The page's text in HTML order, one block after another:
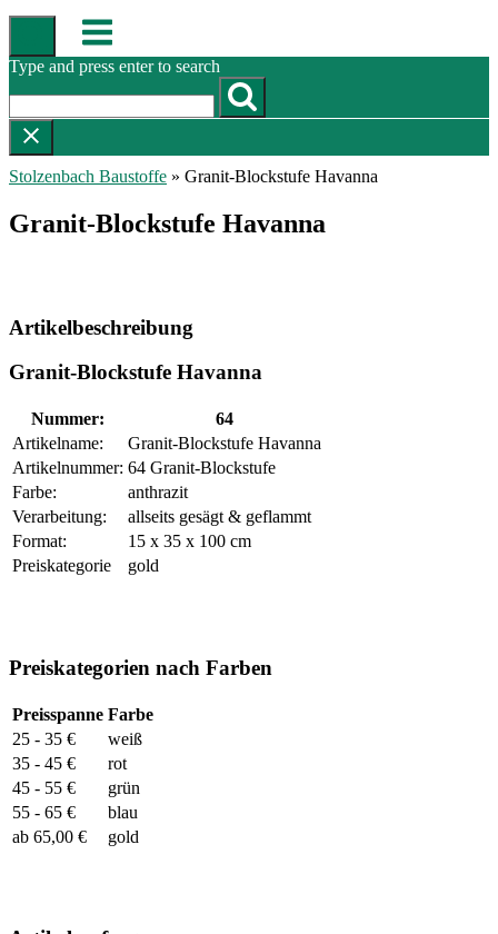
Skip
content
Menu
Type and press enter to search
Stolzenbach Baustoffe » Granit-Blockstufe Havanna
Granit-Blockstufe Havanna
Artikelbeschreibung
Granit-Blockstufe Havanna
Nummer:
64
Artikelname:
Granit-Blockstufe Havanna
Artikelnummer: 64 Granit-Blockstufe
Farbe:
anthrazit
Verarbeitung:
allseits gesägt & geflammt
Format:
15 x 35 x 100 cm
Preiskategorie
gold
Preiskategorien nach Farben
Preisspanne Farbe
25 - 35 €
weiß
35 - 45 €
rot
45 - 55 €
grün
55 - 65 €
blau
ab 65,00 €
gold